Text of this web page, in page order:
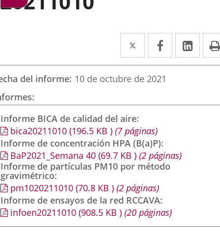
Twitter
Enlace
a
una
externa.
Facebook
Enlace
a
una
externa.
a
del informe 10 de octubre de 2021
Informe BICA de calidad del aire
bica20211010 (196.5 KB ) (7 páginas)
Informe de concentración HPA (B(a)P)
BaP2021_Semana 40 (69.7 KB ) (2 páginas)
Informe de partículas PM10 por método
gravimétrico
pm1020211010 (70.8 KB ) (2 páginas)
Informe de ensayos de la red RCCAVA
infoen20211010 (908.5 KB ) (20 páginas)